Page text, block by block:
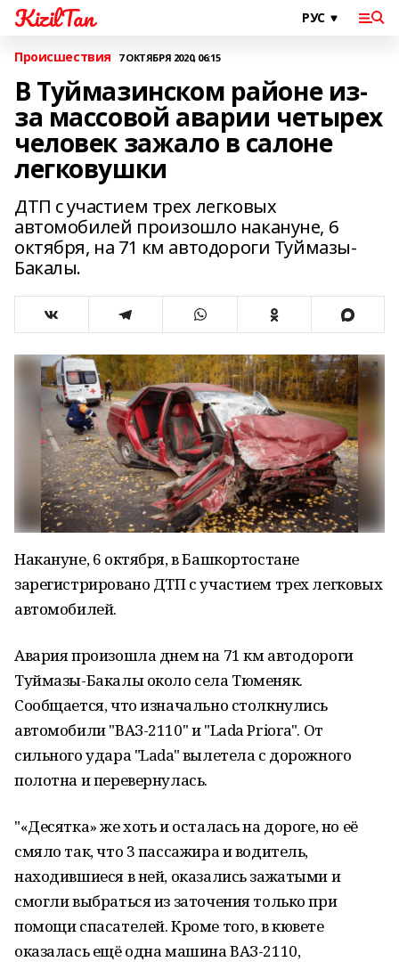
KizilTan
Происшествия 7 ОКТЯБРЯ 2020, 06:15
В Туймазинском районе из-
за массовой аварии четырех
человек зажало в салоне
легковушки
ДТП с участием трех легковых
автомобилей произошло накануне, 6
октября, на 71 км автодороги Туймазы-
Бакалы.
Накануне, 6 октября, в Башкортостане
зарегистрировано ДТП с участием трех легковых
автомобилей.
Авария произошла днем на 71 км автодороги
Туймазы-Бакалы около села Тюменяк.
Сообщается, что изначально столкнулись
автомобили "ВАЗ-2110" и "Lada Priora". От
сильного удара "Lada" вылетела с дорожного
полотна и перевернулась.
"«Десятка» же хоть и осталась на дороге, но её
смяло так, что 3 пассажира и водитель,
находившиеся в ней, оказались зажатыми и
смогли выбраться из заточения только при
помощи спасателей. Кроме того, в кювете
оказалась ещё одна машина ВАЗ-2110,